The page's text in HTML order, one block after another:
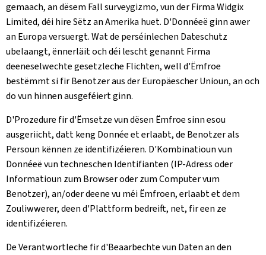
gemaach, an dësem Fall surveygizmo, vun der Firma Widgix
Limited, déi hire Sëtz an Amerika huet. D'Donnéeë ginn awer
an Europa versuergt. Wat de perséinlechen Dateschutz
ubelaangt, ënnerläit och déi lescht genannt Firma
deeneselwechte gesetzleche Flichten, well d'Ëmfroe
bestëmmt si fir Benotzer aus der Europäescher Unioun, an och
do vun hinnen ausgeféiert ginn.
D'Prozedure fir d'Ëmsetze vun dësen Ëmfroe sinn esou
ausgeriicht, datt keng Donnée et erlaabt, de Benotzer als
Persoun kënnen ze identifizéieren. D'Kombinatioun vun
Donnéeë vun techneschen Identifianten (IP-Adress oder
Informatioun zum Browser oder zum Computer vum
Benotzer), an/oder deene vu méi Ëmfroen, erlaabt et dem
Zouliwwerer, deen d'Plattform bedreift, net, fir een ze
identifizéieren.
De Verantwortleche fir d'Beaarbechte vun Daten an den